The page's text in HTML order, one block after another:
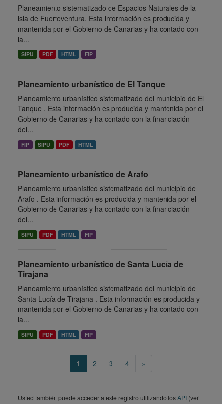
Planeamiento sistematizado de Espacios Naturales de la
isla de Fuerteventura. Esta información es producida y
mantenida por el Gobierno de Canarias y ha contado con
la...
SIPU PDF HTML FIP
Planeamiento urbanístico de El Tanque
Planeamiento urbanístico sistematizado del municipio de El
Tanque . Esta información es producida y mantenida por el
Gobierno de Canarias y ha contado con la financiación
del...
FIP SIPU PDF HTML
Planeamiento urbanístico de Arafo
Planeamiento urbanístico sistematizado del municipio de
Arafo . Esta información es producida y mantenida por el
Gobierno de Canarias y ha contado con la financiación
del...
SIPU PDF HTML FIP
Planeamiento urbanístico de Santa Lucía de
Tirajana
Planeamiento urbanístico sistematizado del municipio de
Santa Lucía de Tirajana . Esta información es producida y
mantenida por el Gobierno de Canarias y ha contado con
la...
SIPU PDF HTML FIP
1 2 3 4 »
Usted también puede acceder a este registro utilizando losAPI (ver